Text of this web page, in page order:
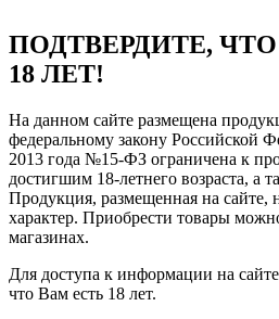
ПОДТВЕРДИТЕ,
18 ЛЕТ!
На данном сайте размещена
федеральному закону Российской
2013 года №15-ФЗ ограничена к
достигшим 18-летнего возраста, а
Продукция, размещенная на сайте,
характер. Приобрести товары
магазинах.
Для доступа к информации на
что Вам есть 18 лет.